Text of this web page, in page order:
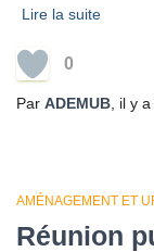
Lire la suite
0
Par ADEMUB , il y a
AMÉNAGEMENT ET
Réunion